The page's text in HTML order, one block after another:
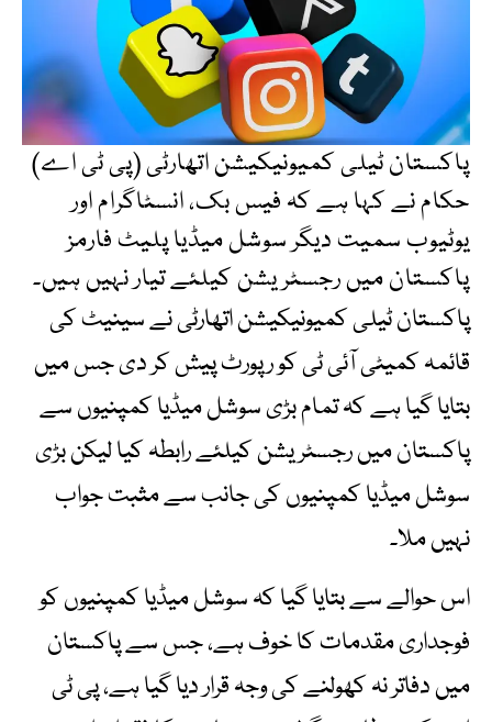
پاکستان ٹیلی کمیونیکیشن اتھارٹی (پی ٹی اے)
حکام نے کہا ہے کہ فیس بک، انسٹاگرام اور
یوٹیوب سمیت دیگر سوشل میڈیا پلیٹ فارمز
پاکستان میں رجسٹریشن کیلئے تیار نہیں ہیں۔
پاکستان ٹیلی کمیونیکیشن اتھارٹی نے سینیٹ کی
قائمہ کمیٹی آئی ٹی کو رپورٹ پیش کر دی جس میں
بتایا گیا ہے کہ تمام بڑی سوشل میڈیا کمپنیوں سے
پاکستان میں رجسٹریشن کیلئے رابطہ کیا لیکن بڑی
سوشل میڈیا کمپنیوں کی جانب سے مثبت جواب
نہیں ملا۔
اس حوالے سے بتایا گیا کہ سوشل میڈیا کمپنیوں کو
فوجداری مقدمات کا خوف ہے، جس سے پاکستان
میں دفاتر نہ کھولنے کی وجہ قرار دیا گیا ہے، پی ٹی